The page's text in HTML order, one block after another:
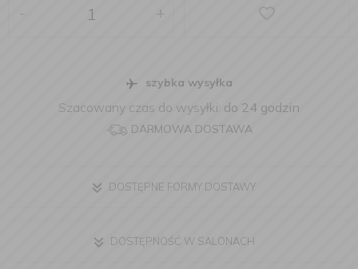
+
szybka wysyłka
Szacowany czas do wysyłki: do 24 godzin
DARMOWA DOSTAWA
DOSTĘPNE FORMY DOSTAWY
DOSTĘPNOŚĆ W SALONACH